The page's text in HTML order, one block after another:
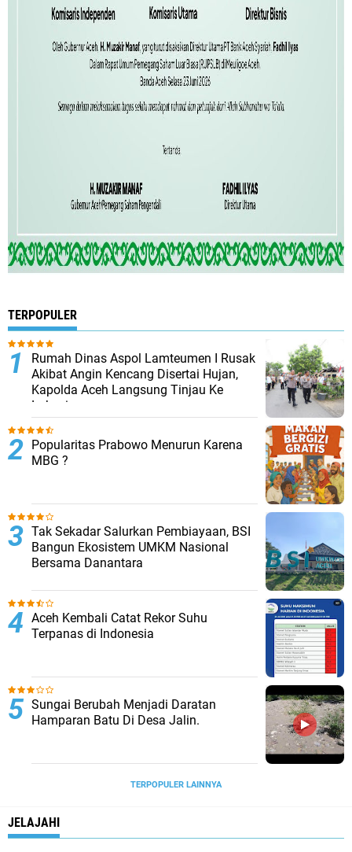
TERPOPULER
Rumah Dinas Aspol Lamteumen I Rusak
Akibat Angin Kencang Disertai Hujan,
Kapolda Aceh Langsung Tinjau Ke
Lokasi
Popularitas Prabowo Menurun Karena
MBG ?
Tak Sekadar Salurkan Pembiayaan, BSI
Bangun Ekosistem UMKM Nasional
Bersama Danantara
Aceh Kembali Catat Rekor Suhu
Terpanas di Indonesia
Sungai Berubah Menjadi Daratan
Hamparan Batu Di Desa Jalin.
TERPOPULER LAINNYA
JELAJAHI